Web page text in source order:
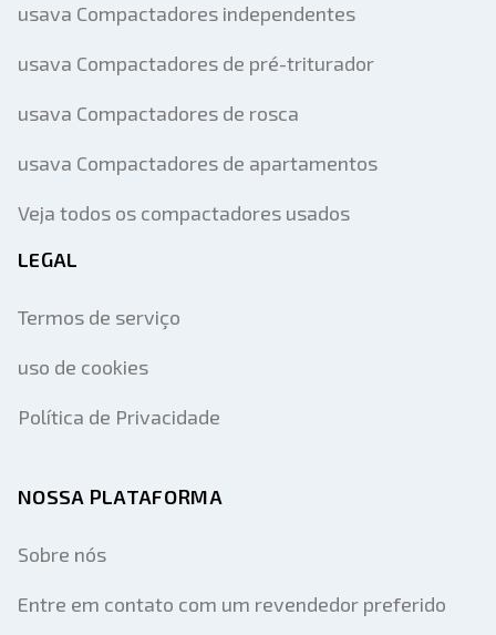
usava Compactadores independentes
usava Compactadores de pré-triturador
usava Compactadores de rosca
usava Compactadores de apartamentos
Veja todos os compactadores usados
LEGAL
Termos de serviço
uso de cookies
Política de Privacidade
NOSSA PLATAFORMA
Sobre nós
Entre em contato com um revendedor preferido